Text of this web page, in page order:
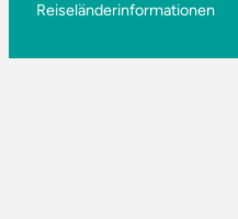
Reiseländerinformationen